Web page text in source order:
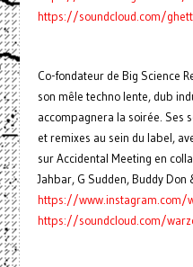
https://soundcloud.com/
Co-fondateur de Big Science
son mêle techno lente, dub
accompagnera la soirée. Ses
et remixes au sein du label,
sur Accidental Meeting en
Jahbar, G Sudden, Buddy Don
https://www.instagram.com/
https://soundcloud.com/